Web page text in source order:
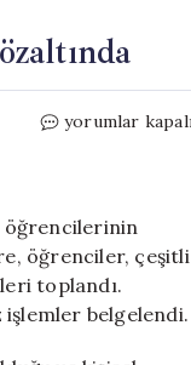
Düzce’de
12
Şüpheli
Gözaltında
için
yorumlar
öğrencilerinin
öğrenciler, çeşitli
toplandı.
işlemler belgelendi.